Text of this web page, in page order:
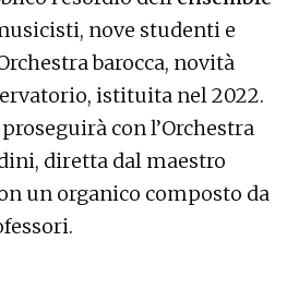
nove studenti e
barocca, novità
istituita nel 2022.
con l’Orchestra
diretta dal maestro
un organico composto da